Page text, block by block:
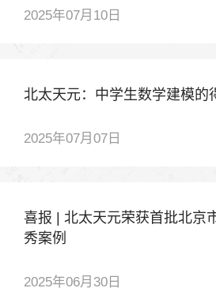
2025年07月10日
北太天元：中学生数学建模的
2025年07月07日
喜报 | 北太天元荣获首批北京
秀案例
2025年06月30日